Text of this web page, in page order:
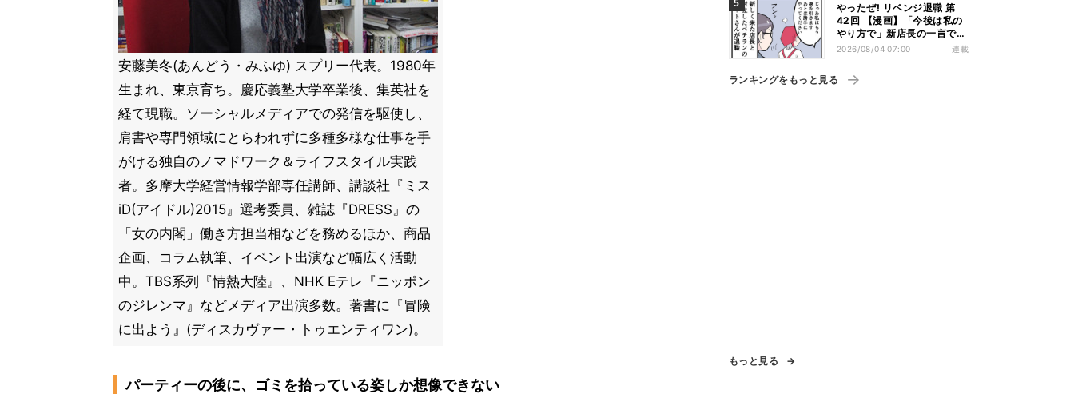
安藤美冬(あんどう・みふゆ) スプリー代表。1980年
生まれ、東京育ち。慶応義塾大学卒業後、集英社を
経て現職。ソーシャルメディアでの発信を駆使し、
肩書や専門領域にとらわれずに多種多様な仕事を手
がける独自のノマドワーク＆ライフスタイル実践
者。多摩大学経営情報学部専任講師、講談社『ミス
iD(アイドル)2015』選考委員、雑誌『DRESS』の
「女の内閣」働き方担当相などを務めるほか、商品
企画、コラム執筆、イベント出演など幅広く活動
中。TBS系列『情熱大陸』、NHK Eテレ『ニッポン
のジレンマ』などメディア出演多数。著書に『冒険
に出よう』(ディスカヴァー・トゥエンティワン)。
パーティーの後に、ゴミを拾っている姿しか想像できない
やったぜ! リベンジ退職 第
42回 【漫画】「今後は私の
やり方で」新店長の一言でベ
テラン退職→崩壊した現場
2026/08/04 07:00 連載
ランキングをもっと見る
もっと見る